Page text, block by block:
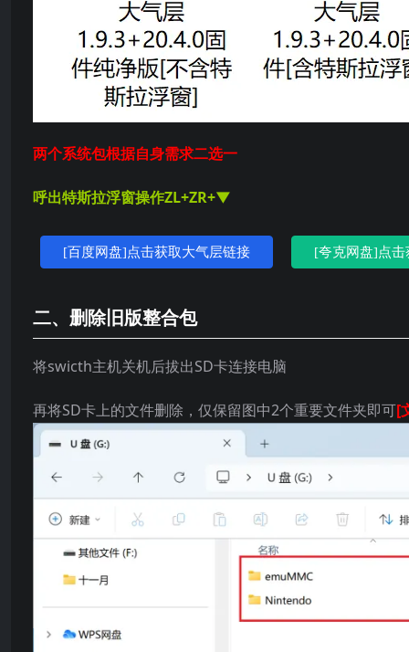
两个系统包根据自身需求二选一
呼出特斯拉浮窗操作ZL+ZR+▼
[百度网盘]点击获取大气层链接 [夸克网盘]点
二、删除旧版整合包
将swicth主机关机后拔出SD卡连接电脑
再将SD卡上的文件删除，仅保留图中2个重要文件夹即可[